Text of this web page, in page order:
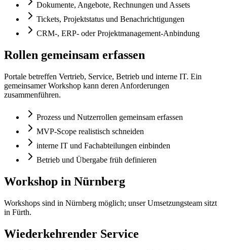
Dokumente, Angebote, Rechnungen und Assets
Tickets, Projektstatus und Benachrichtigungen
CRM-, ERP- oder Projektmanagement-Anbindung
Rollen gemeinsam erfassen
Portale betreffen Vertrieb, Service, Betrieb und interne IT. Ein
gemeinsamer Workshop kann deren Anforderungen
zusammenführen.
Prozess und Nutzerrollen gemeinsam erfassen
MVP-Scope realistisch schneiden
interne IT und Fachabteilungen einbinden
Betrieb und Übergabe früh definieren
Workshop in Nürnberg
Workshops sind in Nürnberg möglich; unser Umsetzungsteam sitzt
in Fürth.
Wiederkehrender Service